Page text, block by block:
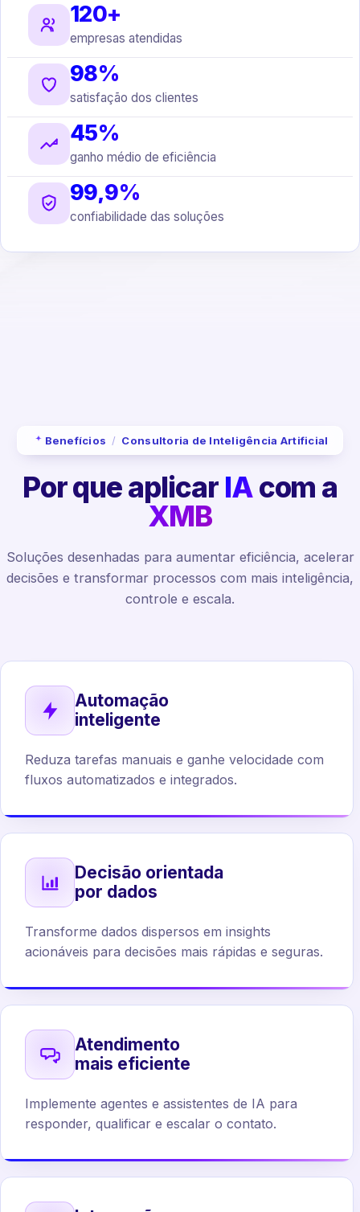
120+
empresas atendidas
98%
satisfação dos clientes
45%
ganho médio de eficiência
99,9%
confiabilidade das soluções
Benefícios / Consultoria de Inteligência Artificial
Por que aplicar IAcom a
XMB
Soluções desenhadas para aumentar eficiência, acelerar
decisões e transformar processos com mais inteligência,
controle e escala.
Automação
inteligente
Reduza tarefas manuais e ganhe velocidade com
fluxos automatizados e integrados.
Decisão orientada
por dados
Transforme dados dispersos em insights
acionáveis para decisões mais rápidas e seguras.
Atendimento
mais eficiente
Implemente agentes e assistentes de IA para
responder, qualificar e escalar o contato.